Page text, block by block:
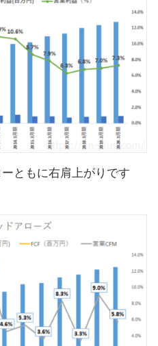
ともに右肩上がりです